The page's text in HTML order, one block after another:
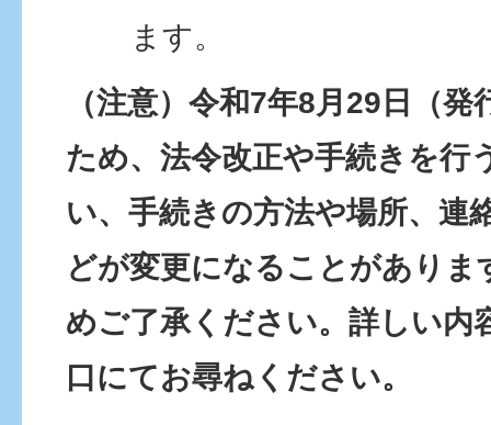
ます。
（注意）令和7年8月29日（
ため、法令改正や手続きを行
い、手続きの方法や場所、連
どが変更になることがありま
めご了承ください。詳しい内
口にてお尋ねください。